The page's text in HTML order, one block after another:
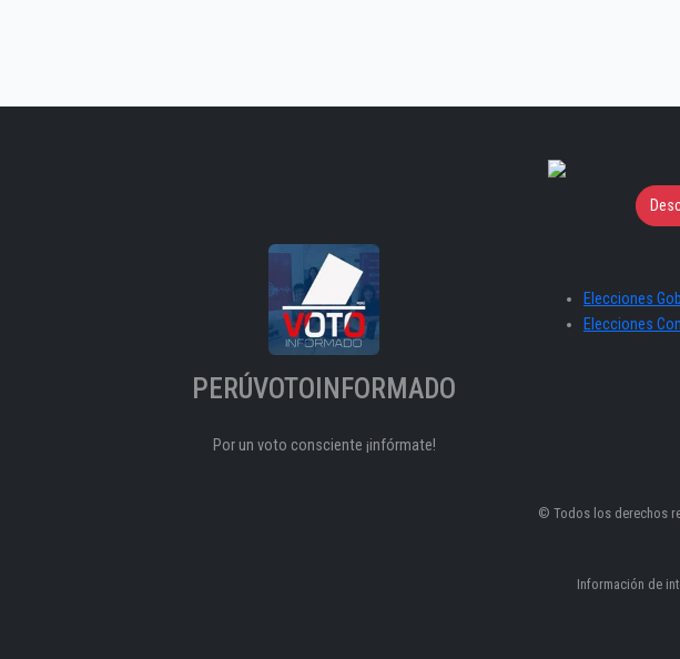
PERÚVOTOINFORMADO
Por un voto consciente ¡infórmate!
Elecciones
Elecciones
© Todos los derechos
Información de